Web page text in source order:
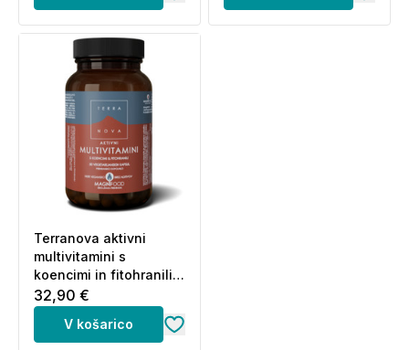
Terranova aktivni
multivitamini s
koencimi in fitohranili,
vegetarijanske kapsule
(50 kapsul)
32,90 €
V košarico